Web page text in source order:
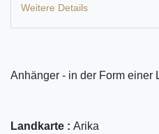
Weitere Details
Anhänger - in der Form einer
Landkarte : Arika